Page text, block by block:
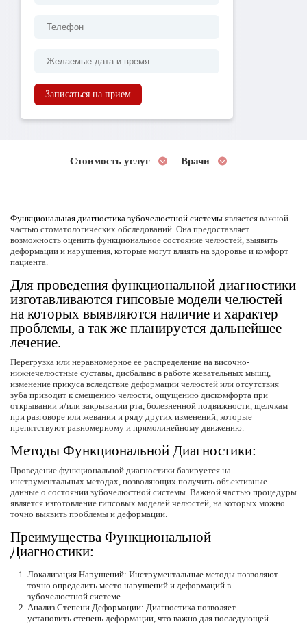
Записаться на прием
Стоимость услуг Врачи
Функциональная диагностика зубочелюстной системы является важной
частью стоматологических обследований. Она предоставляет
возможность оценить функциональное состояние челюстей, выявить
деформации и нарушения, которые могут влиять на здоровье и комфорт
пациента.
Для проведения функциональной диагностики
изготавливаются гипсовые модели челюстей
на которых выявляются наличие и характер
проблемы, а так же планируется дальнейшее
лечение.
Перегрузка или неравномерное ее распределение на височно-
нижнечелюстные суставы, дисбаланс в работе жевательных мышц,
изменение прикуса вследствие деформации челюстей или отсутствия
зуба приводит к смещению челюсти, ощущению дискомфорта при
открывании и/или закрывании рта, болезненной подвижности, щелчкам
при разговоре или жевании и ряду других изменений, которые
препятствуют равномерному и прямолинейному движению.
Методы Функциональной Диагностики:
Проведение функциональной диагностики базируется на
инструментальных методах, позволяющих получить объективные
данные о состоянии зубочелюстной системы. Важной частью процедуры
является изготовление гипсовых моделей челюстей, на которых можно
точно выявить проблемы и деформации.
Преимущества Функциональной
Диагностики:
Локализация Нарушений: Инструментальные методы позволяют
точно определить место нарушений и деформаций в
зубочелюстной системе.
Анализ Степени Деформации: Диагностика позволяет
установить степень деформации, что важно для последующей